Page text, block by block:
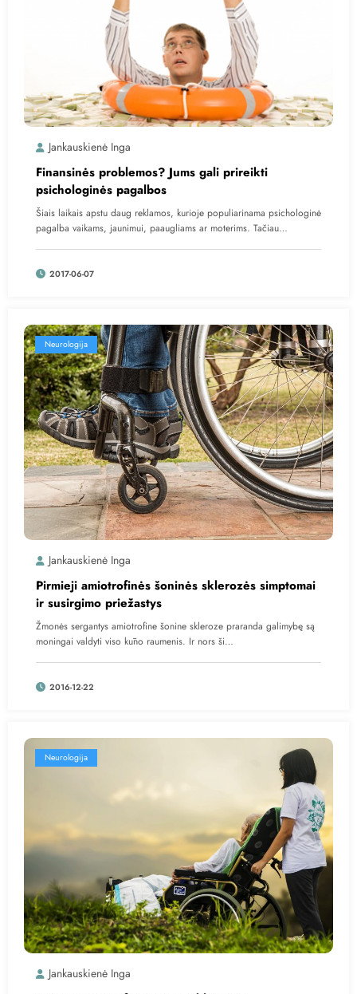
Jankauskienė Inga
Finansinės problemos? Jums gali prireikti
psichologinės pagalbos
Šiais laikais apstu daug reklamos, kurioje populiarinama psichologinė
pagalba vaikams, jaunimui, paaugliams ar moterims. Tačiau…
2017-06-07
Neurologija
Jankauskienė Inga
Pirmieji amiotrofinės šoninės sklerozės simptomai
ir susirgimo priežastys
Žmonės sergantys amiotrofine šonine skleroze praranda galimybę są
moningai valdyti viso kūno raumenis. Ir nors ši…
2016-12-22
Neurologija
Jankauskienė Inga